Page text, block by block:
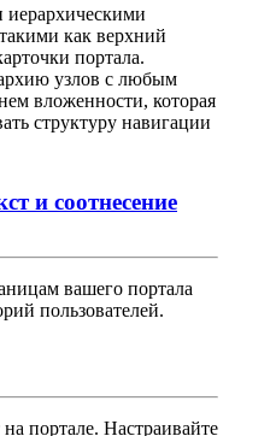
как верхний
портала.
узлов с любым
вложенности, которая
структуру навигации
и соотнесение
вашего портала
пользователей.
портале. Настраивайте